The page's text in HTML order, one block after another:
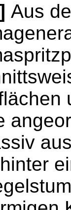
Aus